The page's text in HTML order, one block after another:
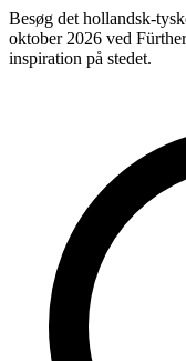
Besøg det hollandsk-
oktober 2026 ved
inspiration på stedet.